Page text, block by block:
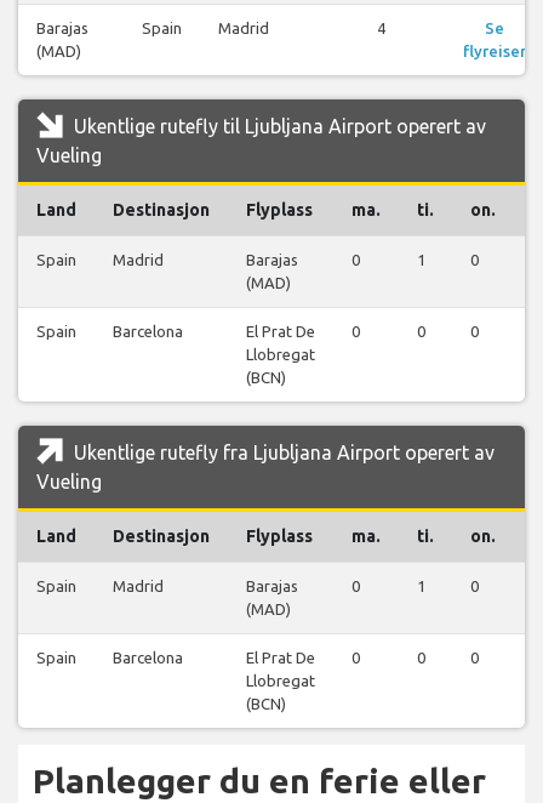
Barajas
(MAD)
Spain Madrid 4
Se
flyreiser
Ukentlige rutefly til Ljubljana Airport operert av
Vueling
Land Destinasjon Flyplass ma. ti. on.
Spain Madrid
Barajas
(MAD)
0 1 0
Spain Barcelona
El Prat De
Llobregat
(BCN)
0 0 0
Ukentlige rutefly fra Ljubljana Airport operert av
Vueling
Land Destinasjon Flyplass ma. ti. on.
Spain Madrid
Barajas
(MAD)
0 1 0
Spain Barcelona
El Prat De
Llobregat
(BCN)
0 0 0
Planlegger du en ferie eller